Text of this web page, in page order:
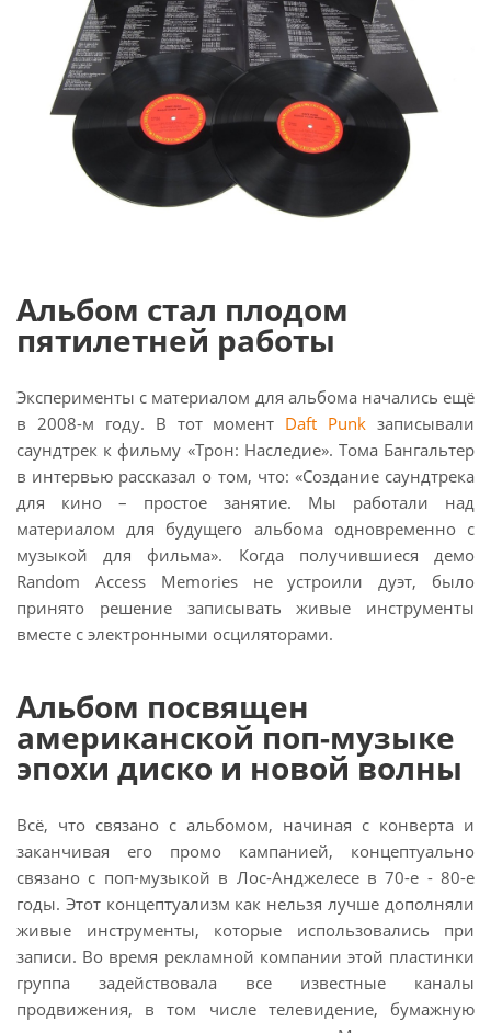
Альбом стал плодом
пятилетней работы
Эксперименты с материалом для альбома начались ещё
в 2008-м году. В тот момент Daft Punk записывали
саундтрек к фильму «Трон: Наследие». Тома Бангальтер
в интервью рассказал о том, что: «Создание саундтрека
для кино – простое занятие. Мы работали над
материалом для будущего альбома одновременно с
музыкой для фильма». Когда получившиеся демо
Random Access Memories не устроили дуэт, было
принято решение записывать живые инструменты
вместе с электронными осциляторами.
Альбом посвящен
американской поп-музыке
эпохи диско и новой волны
Всё, что связано с альбомом, начиная с конверта и
заканчивая его промо кампанией, концептуально
связано с поп-музыкой в Лос-Анджелесе в 70-е - 80-е
годы. Этот концептуализм как нельзя лучше дополняли
живые инструменты, которые использовались при
записи. Во время рекламной компании этой пластинки
группа задействовала все известные каналы
продвижения, в том числе телевидение, бумажную